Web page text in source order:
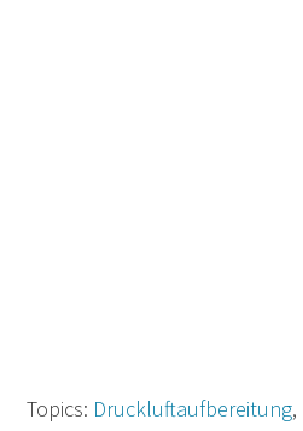
Topics: Druckluftaufbereitung,